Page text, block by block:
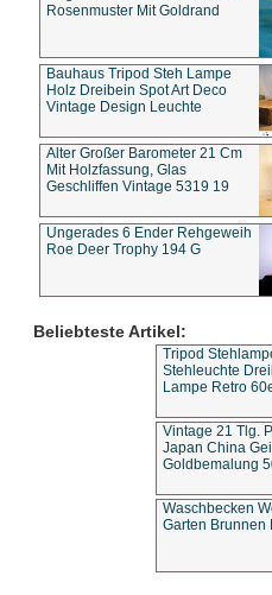
Rosenmuster Mit Goldrand
Bauhaus Tripod Steh Lampe
Holz Dreibein Spot Art Deco
Vintage Design Leuchte
Alter Großer Barometer 21 Cm
Mit Holzfassung, Glas
Geschliffen Vintage 5319 19
Ungerades 6 Ender Rehgeweih
Roe Deer Trophy 194 G
Beliebteste Artikel:
Tripod
Stehleuchte
Lampe Retro
Vintage 21 Tlg.
Japan China
Goldbemalung
Waschbecken
Garten Brunnen